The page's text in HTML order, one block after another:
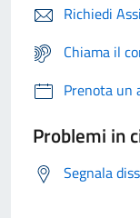
Richiedi
Chiama il
Prenota un
Problemi in
Segnala